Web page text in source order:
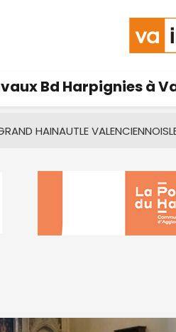
Bd Harpignies à
HAINAUTLE VALENCIENNOIS